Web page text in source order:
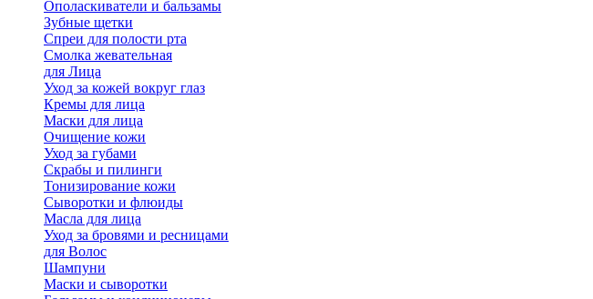
Ополаскиватели и бальзамы
Зубные щетки
Спреи для полости рта
Смолка жевательная
для Лица
Уход за кожей вокруг глаз
Кремы для лица
Маски для лица
Очищение кожи
Уход за губами
Скрабы и пилинги
Тонизирование кожи
Сыворотки и флюиды
Масла для лица
Уход за бровями и ресницами
для Волос
Шампуни
Маски и сыворотки